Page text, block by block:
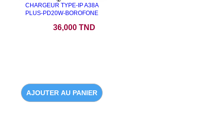
CHARGEUR TYPE-IP A38A
PLUS-PD20W-BOROFONE
36,000 TND
AJOUTER AU PANIER